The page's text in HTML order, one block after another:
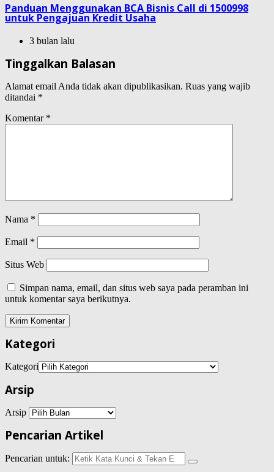
Panduan Menggunakan BCA Bisnis Call di 1500998
untuk Pengajuan Kredit Usaha
3 bulan lalu
Tinggalkan Balasan
Alamat email Anda tidak akan dipublikasikan. Ruas yang wajib
ditandai *
Komentar *
Nama *
Email *
Situs Web
Simpan nama, email, dan situs web saya pada peramban ini
untuk komentar saya berikutnya.
Kategori
Kategori
Arsip
Arsip
Pencarian Artikel
Pencarian untuk: